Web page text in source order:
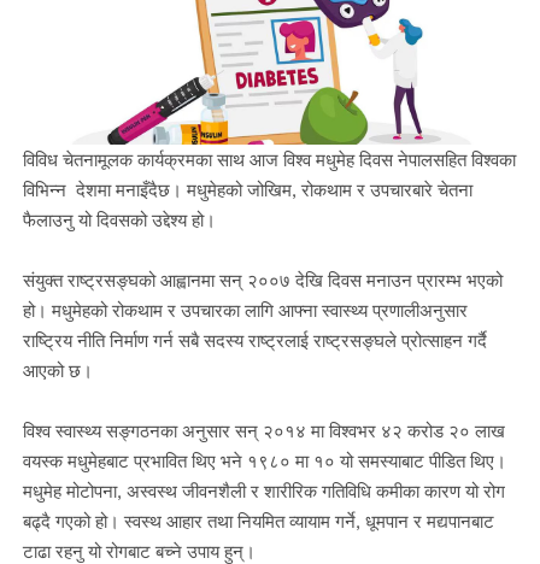
विविध चेतनामूलक कार्यक्रमका साथ आज विश्व मधुमेह दिवस नेपालसहित विश्वका
विभिन्न देशमा मनाइँदैछ। मधुमेहको जोखिम, रोकथाम र उपचारबारे चेतना
फैलाउनु यो दिवसको उद्देश्य हो।
संयुक्त राष्ट्रसङ्घको आह्वानमा सन् २००७ देखि दिवस मनाउन प्रारम्भ भएको
हो। मधुमेहको रोकथाम र उपचारका लागि आफ्ना स्वास्थ्य प्रणालीअनुसार
राष्ट्रिय नीति निर्माण गर्न सबै सदस्य राष्ट्रलाई राष्ट्रसङ्घले प्रोत्साहन गर्दै
आएको छ।
विश्व स्वास्थ्य सङ्गठनका अनुसार सन् २०१४ मा विश्वभर ४२ करोड २० लाख
वयस्क मधुमेहबाट प्रभावित थिए भने १९८० मा १० यो समस्याबाट पीडित थिए।
मधुमेह मोटोपना, अस्वस्थ जीवनशैली र शारीरिक गतिविधि कमीका कारण यो रोग
बढ्दै गएको हो। स्वस्थ आहार तथा नियमित व्यायाम गर्ने, धूमपान र मद्यपानबाट
टाढा रहनु यो रोगबाट बच्ने उपाय हुन्।